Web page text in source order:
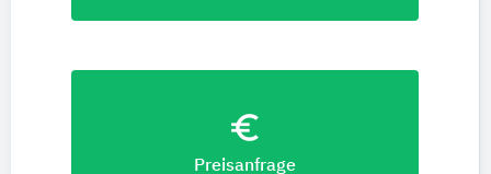
euro_symbol
Preisanfrage